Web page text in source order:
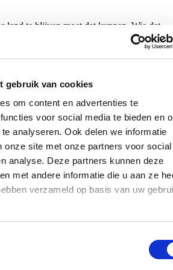
gebruik van cookies
om content en advertenties te
voor social media te bieden en
analyseren. Ook delen we informatie
onze site met onze partners voor social
analyse. Deze partners kunnen deze
met andere informatie die u aan ze
verzameld op basis van uw
land te blijven moet dat kunnen. Wie dat
worden. En daar zit het probleem net.We
om terugkeerbeleid. Het gemiddelde
ligt op 36,7%, wij halen amper 18%. Onze
nemen de komende legislatuur.
vergunning moet
die hier willen komen werken of
van werk hier willen verlengen, een
de zogenaamde Single Permit
die zowel een toelating tot arbeid als een